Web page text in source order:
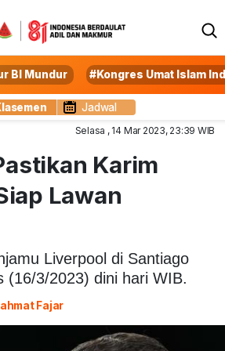
BI Mundur #Kongres Umat Islam
Jadwal
Selasa , 14 Mar 2023, 23:39 WIB
Karim
Lawan
Liverpool di Santiago
(16/3/2023) dini hari WIB.
Fajar